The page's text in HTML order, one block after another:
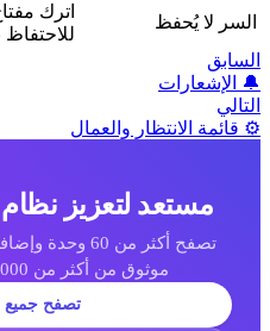
لا يُحفظ
اترك
للاحتفاظ
الإشعارات
قائمة الانتظار والعمال
مستعد لتعزيز نظام CRM الخاص بك؟
موثوق من أكثر من 12,000 شركة حول العالم.
تصفح جميع